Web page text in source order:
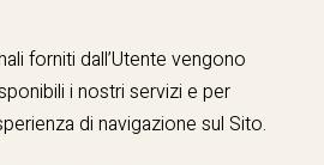
forniti dall’Utente vengono
i nostri servizi e per
di navigazione sul Sito.